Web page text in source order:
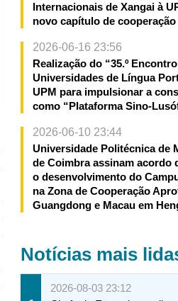
Internacionais de Xangai à
novo capítulo de cooperação
2026-06-16 23:56
Realização do “35.º
Universidades de Língua
UPM para impulsionar a
como “Plataforma Sino-
2026-06-10 23:44
Universidade Politécnica de
de Coimbra assinam acordo
o desenvolvimento do
na Zona de Cooperação
Guangdong e Macau em
Notícias mais
2026-08-03 23:12